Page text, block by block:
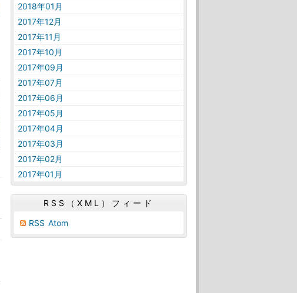
2018年01月
2017年12月
2017年11月
2017年10月
2017年09月
2017年07月
2017年06月
2017年05月
2017年04月
2017年03月
2017年02月
2017年01月
RSS（XML）フィード
RSS Atom